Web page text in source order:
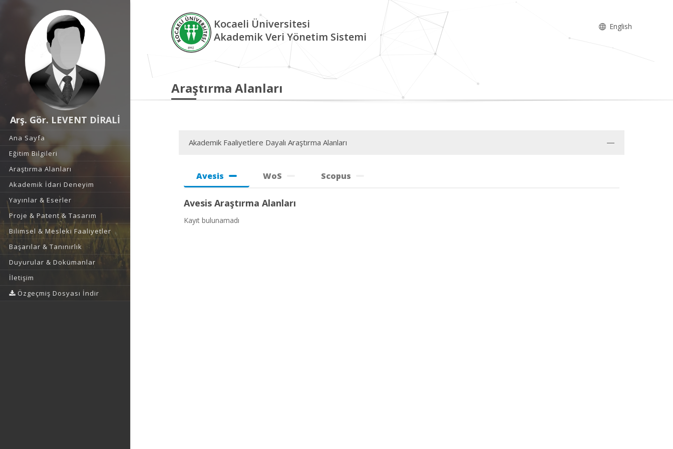
Arş. Gör. LEVENT DİRALİ
Ana Sayfa
Eğitim Bilgileri
Araştırma Alanları
Akademik İdari Deneyim
Yayınlar & Eserler
Proje & Patent & Tasarım
Bilimsel & Mesleki Faaliyetler
Başarılar & Tanınırlık
Duyurular & Dokümanlar
İletişim
Özgeçmiş Dosyası İndir
Kocaeli Üniversitesi
Akademik Veri Yönetim Sistemi
English
Araştırma Alanları
Akademik Faaliyetlere Dayalı Araştırma Alanları
Avesis WoS Scopus
Avesis Araştırma Alanları
Kayıt bulunamadı